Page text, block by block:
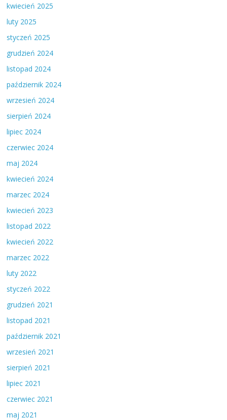
kwiecień 2025
luty 2025
styczeń 2025
grudzień 2024
listopad 2024
październik 2024
wrzesień 2024
sierpień 2024
lipiec 2024
czerwiec 2024
maj 2024
kwiecień 2024
marzec 2024
kwiecień 2023
listopad 2022
kwiecień 2022
marzec 2022
luty 2022
styczeń 2022
grudzień 2021
listopad 2021
październik 2021
wrzesień 2021
sierpień 2021
lipiec 2021
czerwiec 2021
maj 2021